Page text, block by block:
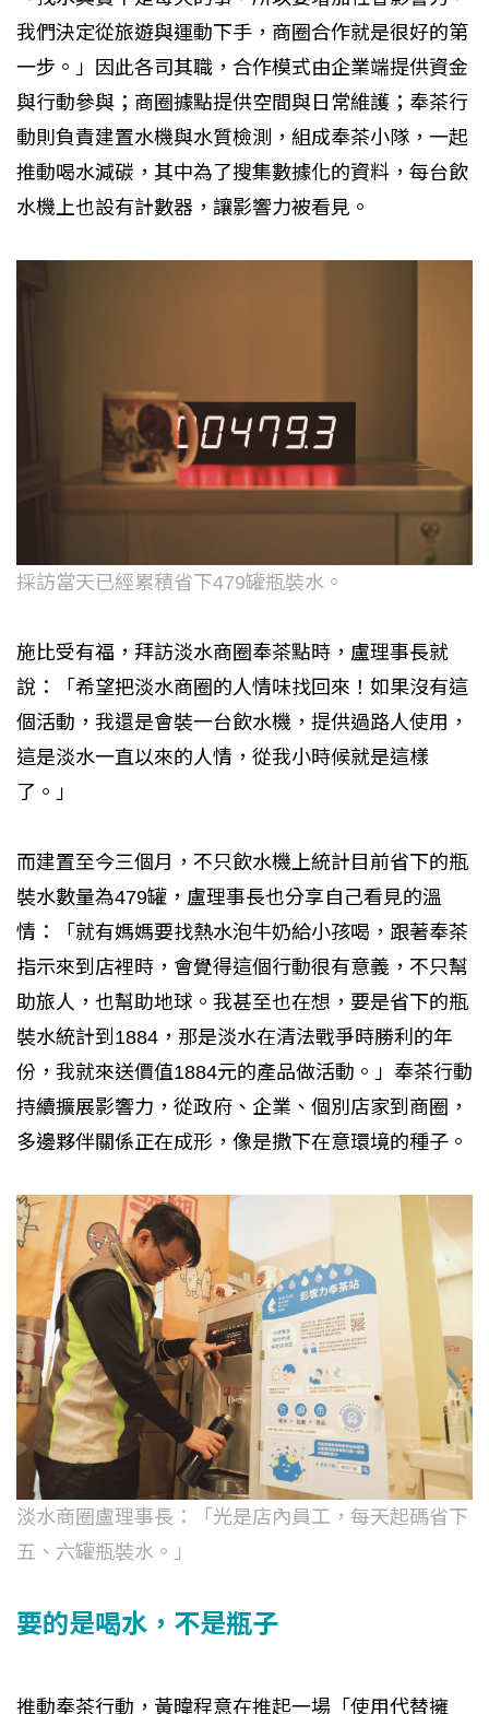
我們決定從旅遊與運動下手，商圈合作就是很好的第
一步。」因此各司其職，合作模式由企業端提供資金
與行動參與；商圈據點提供空間與日常維護；奉茶行
動則負責建置水機與水質檢測，組成奉茶小隊，一起
推動喝水減碳，其中為了搜集數據化的資料，每台飲
水機上也設有計數器，讓影響力被看見。
採訪當天已經累積省下479罐瓶裝水。
施比受有福，拜訪淡水商圈奉茶點時，盧理事長就
說：「希望把淡水商圈的人情味找回來！如果沒有這
個活動，我還是會裝一台飲水機，提供過路人使用，
這是淡水一直以來的人情，從我小時候就是這樣
了。」
而建置至今三個月，不只飲水機上統計目前省下的瓶
裝水數量為479罐，盧理事長也分享自己看見的溫
情：「就有媽媽要找熱水泡牛奶給小孩喝，跟著奉茶
指示來到店裡時，會覺得這個行動很有意義，不只幫
助旅人，也幫助地球。我甚至也在想，要是省下的瓶
裝水統計到1884，那是淡水在清法戰爭時勝利的年
份，我就來送價值1884元的產品做活動。」奉茶行動
持續擴展影響力，從政府、企業、個別店家到商圈，
多邊夥伴關係正在成形，像是撒下在意環境的種子。
淡水商圈盧理事長：「光是店內員工，每天起碼省下
五、六罐瓶裝水。」
要的是喝水，不是瓶子
推動奉茶行動，黃暐程意在推起一場「使用代替擁